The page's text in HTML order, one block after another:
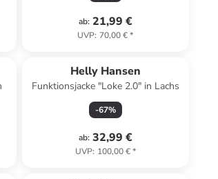
ab: 21,99 €
UVP: 70,00 €*
Helly Hansen
Funktionsjacke "Loke 2.0" in Lachs
-67%
ab: 32,99 €
UVP: 100,00 €*